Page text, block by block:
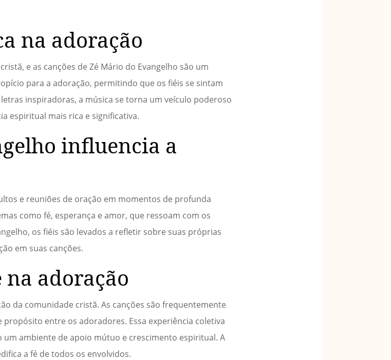
na adoração
e as canções de Zé Mário do Evangelho são um
para a adoração, permitindo que os fiéis se sintam
inspiradoras, a música se torna um veículo poderoso
espiritual mais rica e significativa.
influencia a
e reuniões de oração em momentos de profunda
como fé, esperança e amor, que ressoam com os
os fiéis são levados a refletir sobre suas próprias
em suas canções.
adoração
da comunidade cristã. As canções são frequentemente
entre os adoradores. Essa experiência coletiva
ambiente de apoio mútuo e crescimento espiritual. A
a fé de todos os envolvidos.